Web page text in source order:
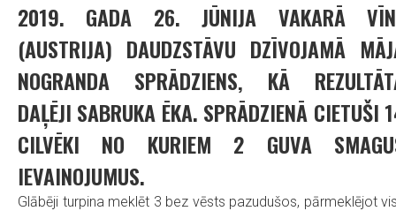
2019. GADA 26. JŪNIJA VAKARĀ
(AUSTRIJA) DAUDZSTĀVU DZĪVOJAMĀ
NOGRANDA SPRĀDZIENS, KĀ
DAĻĒJI SABRUKA ĒKA. SPRĀDZIENĀ CIETUŠI
CILVĒKI NO KURIEM 2 GUVA
IEVAINOJUMUS.
Glābēji turpina meklēt 3 bez vēsts pazudušos, pārmeklējot